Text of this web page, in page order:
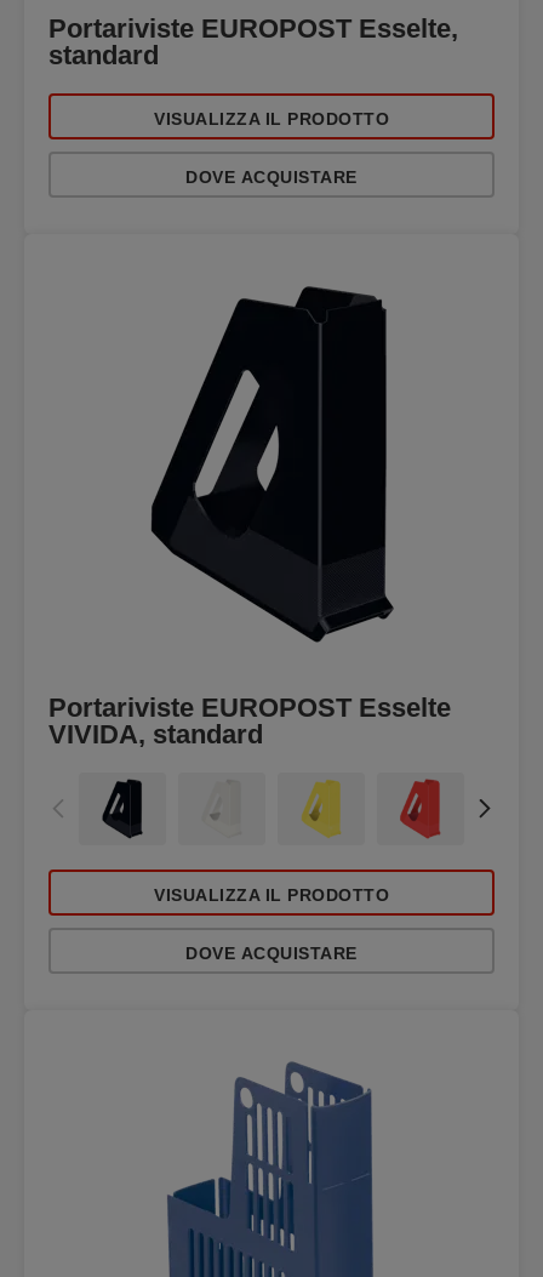
Portariviste EUROPOST Esselte,
standard
VISUALIZZA IL PRODOTTO
DOVE ACQUISTARE
Portariviste EUROPOST Esselte
VIVIDA, standard
VISUALIZZA IL PRODOTTO
DOVE ACQUISTARE